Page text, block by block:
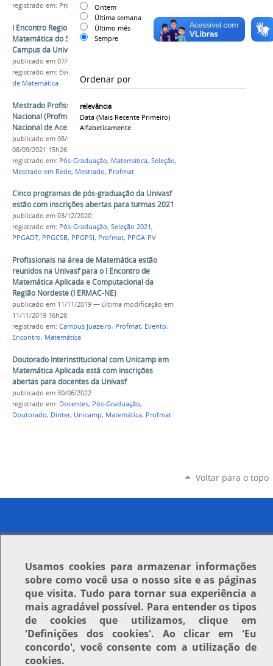
Ontem
Última semana
Último mês
Sempre
Ordenar por
relevância
Data (mais Recente Primeiro)
Alfabeticamente
registrado em: Profmat, Evento,Matemática
I Encontro Regional de Professores de
Matemática do Semiárido será realizado no
Campus da Univasf em Juazeiro (BA)
publicado em 07/03/2025
registrado em: Evento
de Matemática
Mestrado Profissional em Matemática em Rede
Nacional (Profmat) abre inscrições para Exame
Nacional de Acesso 2022
publicado em 08/09/2021
08/09/2021 15h26
registrado em: Pós-Graduação, Matemática, Seleção,
Mestrado em Rede, Mestrado, Profmat
Cinco programas de pós-graduação da Univasf
estão com inscrições abertas para turmas 2021
publicado em 03/12/2020
registrado em: Pós-Graduação, Seleção 2021,
PPGADT, PPGCSB, PPGPSI, Profmat, PPGA-PV
Profissionais na área de Matemática estão
reunidos na Univasf para o I Encontro de
Matemática Aplicada e Computacional da
Região Nordeste (I ERMAC-NE)
publicado em 11/11/2019 — última modificação em
11/11/2019 16h28
registrado em: Campus Juazeiro, Profmat, Evento,
Encontro, Matemática
Doutorado Interinstitucional com Unicamp em
Matemática Aplicada está com inscrições
abertas para docentes da Univasf
publicado em 30/06/2022
registrado em: Docentes, Pós-Graduação,
Doutorado, Dinter, Unicamp, Matemática, Profmat
Voltar para o topo
Usamos cookiespara armazenar informações
sobre como você usa o nosso site e as páginas
que visita. Tudo para tornar sua experiência a
mais agradável possível. Para entender os tipos
de cookies que utilizamos, clique em
'Definições dos cookies'. Ao clicar em 'Eu
concordo', você consente com a utilização de
cookies.